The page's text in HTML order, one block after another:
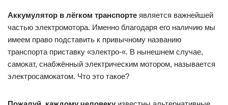
Аккумулятор в лёгком транспорте является важнейшей
частью электромотора. Именно благодаря его наличию мы
имеем право подставить к привычному названию
транспорта приставку «электро-«. В нынешнем случае,
самокат, снабжённый электрическим мотором, называется
электросамокатом. Что это такое?